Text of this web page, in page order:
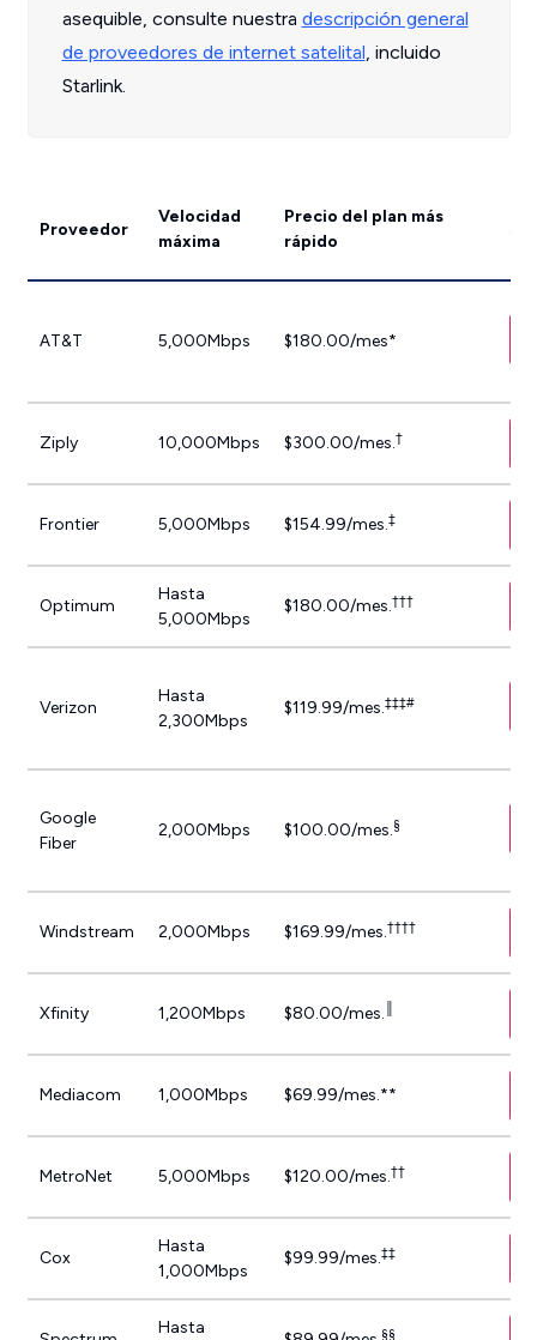
asequible, consulte nuestra descripción general
de proveedores de internet satelital, incluido
Starlink.
Proveedor
Velocidad
máxima
Precio del plan más
rápido
AT&T 5,000Mbps $180.00/mes*
Ziply 10,000Mbps $300.00/mes.†
Frontier 5,000Mbps $154.99/mes.‡
Optimum
Hasta
5,000Mbps
$180.00/mes.†††
Verizon
Hasta
2,300Mbps
$119.99/mes.‡‡‡#
Google
Fiber
2,000Mbps $100.00/mes.§
Windstream 2,000Mbps $169.99/mes.††††
Xfinity 1,200Mbps $80.00/mes.
Mediacom 1,000Mbps $69.99/mes.**
MetroNet 5,000Mbps $120.00/mes.††
Cox
Hasta
1,000Mbps
$99.99/mes.‡‡
Hasta §§